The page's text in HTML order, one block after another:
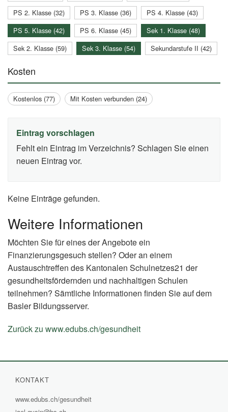
Keine Einträge gefunden.
Weitere Informationen
Möchten Sie für eines der Angebote ein
Finanzierungsgesuch stellen? Oder an einem
Austauschtreffen des Kantonalen Schulnetzes21 der
gesundheitsfördernden und nachhaltigen Schulen
teilnehmen? Sämtliche Informationen finden Sie auf dem
Basler Bildungsserver.
Zurück zu www.edubs.ch/gesundheit
PS 2. Klasse (32)
PS 3. Klasse (36)
PS 4. Klasse (43)
PS 5. Klasse (42)
PS 6. Klasse (45)
Sek 1. Klasse (48)
Sek 2. Klasse (59)
Sek 3. Klasse (54) Sekundarstufe II (42)
Kosten
Kostenlos (77) Mit Kosten verbunden (24)
Eintrag vorschlagen
Fehlt ein Eintrag im Verzeichnis? Schlagen Sie einen
neuen Eintrag vor.
KONTAKT
www.edubs.ch/gesundheit